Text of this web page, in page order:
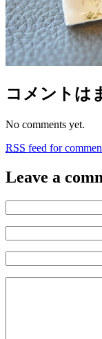
コメントは
No comments yet.
RSS feed for
Leave a